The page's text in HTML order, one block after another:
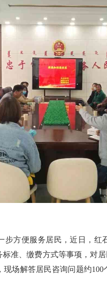
步方便服务居民，近日，红
准、缴费方式等事项，对
场解答居民咨询问题约